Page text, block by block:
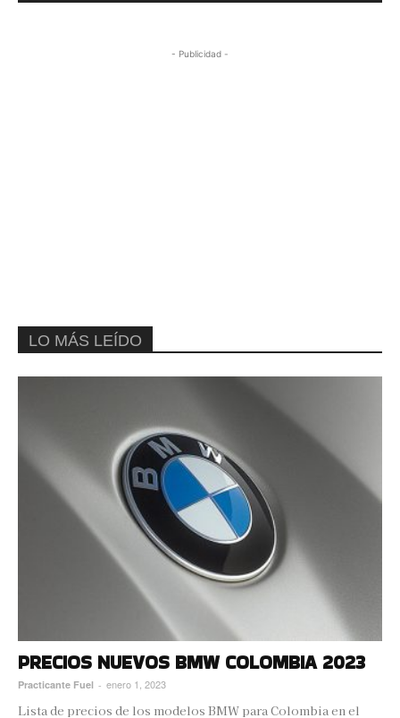
- Publicidad -
LO MÁS LEÍDO
PRECIOS NUEVOS BMW COLOMBIA 2023
Practicante Fuel - enero 1, 2023
Lista de precios de los modelos BMW para Colombia en el